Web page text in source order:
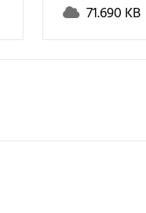
71.690 KB